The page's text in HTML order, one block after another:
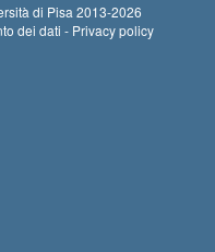
di Pisa 2013-2026
dei dati - Privacy policy